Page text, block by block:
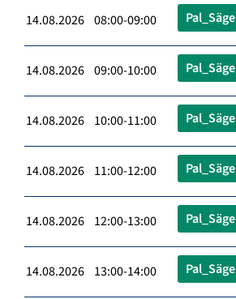
14.08.2026 08:00-09:00 Pal_Säge
14.08.2026 09:00-10:00 Pal_Säge
14.08.2026 10:00-11:00 Pal_Säge
14.08.2026 11:00-12:00 Pal_Säge
14.08.2026 12:00-13:00 Pal_Säge
14.08.2026 13:00-14:00 Pal_Säge